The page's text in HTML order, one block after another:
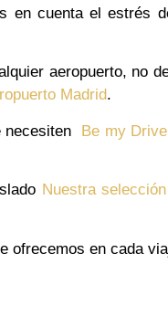
en cuenta el estrés
aeropuerto, no
Madrid.
necesiten Be my
Nuestra
ofrecemos en cada